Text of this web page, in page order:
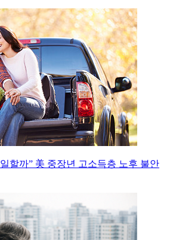
할까” 美 중장년 고소득층 노후 불안